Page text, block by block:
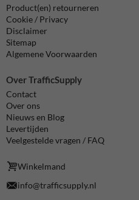
Product(en) retourneren
Cookie / Privacy
Disclaimer
Sitemap
Algemene Voorwaarden
Over TrafficSupply
Contact
Over ons
Nieuws en Blog
Levertijden
Veelgestelde vragen / FAQ
Winkelmand
info@trafficsupply.nl